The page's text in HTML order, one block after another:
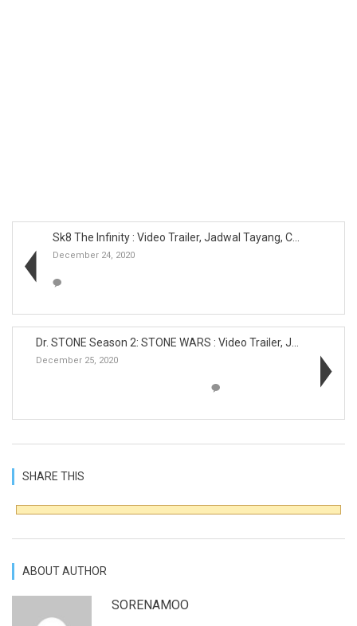
Sk8 The Infinity : Video Trailer, Jadwal Tayang, C...
December 24, 2020
Dr. STONE Season 2: STONE WARS : Video Trailer, Ja...
December 25, 2020
SHARE THIS
ABOUT AUTHOR
SORENAMOO